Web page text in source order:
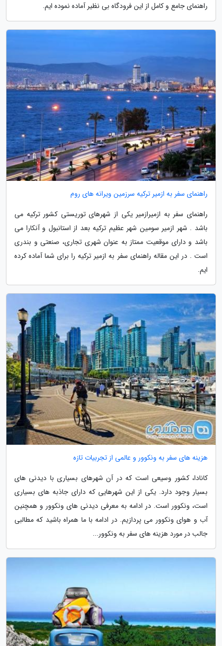
راهنمای جامع و کامل از این فرودگاه بی نظیر آماده نموده ایم.
راهنمای سفر به ازمیر ترکیه سرزمین ویرانه های روم
راهنمای سفر به ازمیرازمیر یکی از شهرهای توریستی کشور ترکیه می
باشد . شهر ازمیر سومین شهر عظیم ترکیه بعد از استانبول و آنکارا می
باشد و دارای موقعیت ممتاز به عنوان شهری تجاری، صنعتی و بندری
است . در این مقاله راهنمای سفر به ازمیر ترکیه را برای شما آماده کرده
ایم.
هزینه های سفر به ونکوور و عالمی از تجربیات تازه
کانادا، کشور وسیعی است که در آن شهرهای بسیاری با دیدنی های
بسیار وجود دارد. یکی از این شهرهایی که دارای جاذبه های بسیاری
است، ونکوور است. در ادامه به معرفی دیدنی های ونکوور و همچنین
آب و هوای ونکوور می پردازیم. در ادامه با ما همراه باشید که مطالبی
جالب در مورد هزینه های سفر به ونکوور...